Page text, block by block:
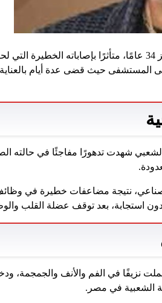
تُوفي اليوم الفنان المطرب إسماعيل الليثي عن عمر ناهز 34 عامًا،
حيث قضى عدة أيام
شهدت تدهورًا مفاجئًا في حالته
نتيجة مضاعفات خطيرة في
استجابة، بعد توقف عضلة القلب
نزيفًا في الفم والأنف والجمجمة،
الشعبية في مصر.